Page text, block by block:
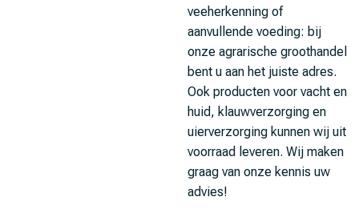
veeherkenning of
aanvullende voeding: bij
onze agrarische groothandel
bent u aan het juiste adres.
Ook producten voor vacht en
huid, klauwverzorging en
uierverzorging kunnen wij uit
voorraad leveren. Wij maken
graag van onze kennis uw
advies!